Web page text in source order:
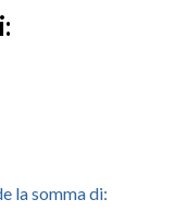
la somma di: